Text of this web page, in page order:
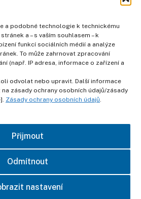
a podobné technologie k technickému
a – s vaším souhlasem – k
funkcí sociálních médií a analýze
To může zahrnovat zpracování
(např. IP adresa, informace o zařízení a
odvolat nebo upravit. Další informace
zásady ochrany osobních údajů/zásady
Zásady ochrany osobních údajů.
Přijmout
Odmítnout
nastavení